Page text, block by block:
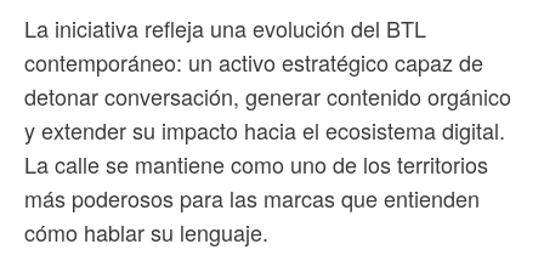
La iniciativa refleja una evolución del BTL
contemporáneo: un activo estratégico capaz de
detonar conversación, generar contenido orgánico
y extender su impacto hacia el ecosistema digital.
La calle se mantiene como uno de los territorios
más poderosos para las marcas que entienden
cómo hablar su lenguaje.